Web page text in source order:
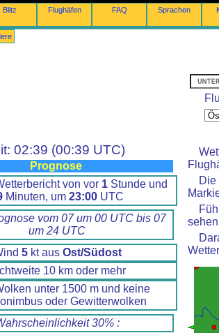
Blitz Flughäfen FAQ Sprachen
02:39 (00:39 UTC)
Prognose
von vor 1 Stunde und
Minuten, um 23:00 UTC
vom 07 um 00 UTC bis 07
um 24 UTC
5kt aus Ost/Südost
10 km oder mehr
unter 1500 m und keine
oder Gewitterwolken
30% :